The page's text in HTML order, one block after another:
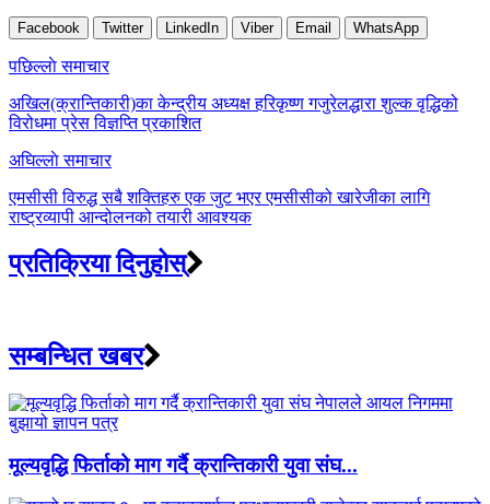
Facebook Twitter LinkedIn Viber Email WhatsApp
Post
navigation
पछिल्लाे समाचार
अखिल(क्रान्तिकारी)का केन्द्रीय अध्यक्ष हरिकृष्ण गजुरेलद्धारा शुल्क वृद्धिको
विरोधमा प्रेस विज्ञप्ति प्रकाशित
अघिल्लाे समाचार
एमसीसी विरुद्ध सबै शक्तिहरु एक जुट भएर एमसीसीको खारेजीका लागि
राष्ट्रव्यापी आन्दोलनको तयारी आवश्यक
प्रतिक्रिया दिनुहोस्
सम्बन्धित खबर
मूल्यवृद्धि फिर्ताको माग गर्दै क्रान्तिकारी युवा संघ...